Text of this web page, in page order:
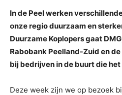
In de Peel werken
onze regio duurzaam en
Duurzame Koplopers gaat
Rabobank Peelland-Zuid en
bij bedrijven in de buurt die
Deze week zijn we op bezoek